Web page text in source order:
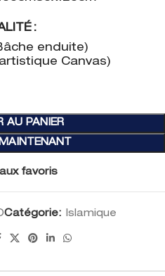
enduite)
Canvas)
AU PANIER
favoris
Catégorie: Islamique